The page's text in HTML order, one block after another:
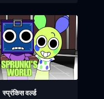
स्प्रंकिस वर्ल्ड